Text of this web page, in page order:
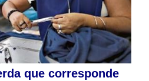
que corresponde